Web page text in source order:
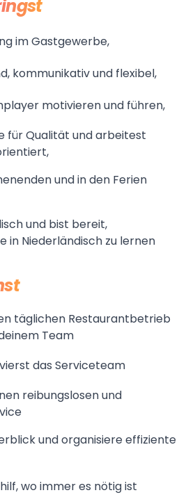
im Gastgewerbe,
kommunikativ und flexibel,
motivieren und führen,
für Qualität und arbeitest
und in den Ferien
und bist bereit,
in Niederländisch zu lernen
täglichen Restaurantbetrieb
Team
das Serviceteam
reibungslosen und
und organisiere effiziente
wo immer es nötig ist